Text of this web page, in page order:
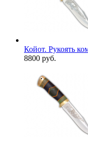
Койот. Рукоять
8800 руб.